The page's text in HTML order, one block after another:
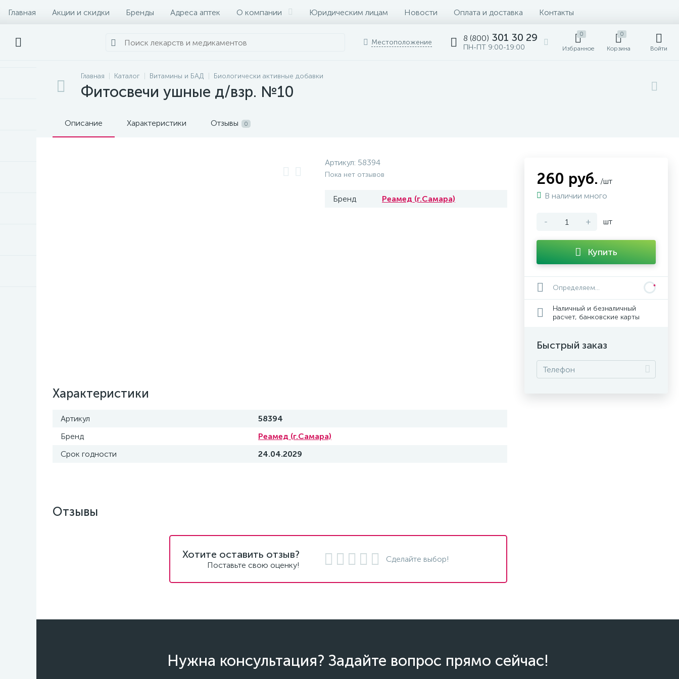
Главная Акции и скидки Бренды Адреса аптек О компании Юридическим лицам Новости Оплата и доставка Контакты
Местоположение 8 (800) 301 30 29
ПН-ПТ 9:00-19:00
0
Избранное
0
Корзина Войти
Главная Каталог Витамины и БАД Биологически активные добавки
Фитосвечи ушные д/взр. №10
Описание Характеристики Отзывы 0
Артикул: 58394
Пока нет отзывов
Бренд Реамед (г.Самара)
Характеристики
Артикул
58394
Бренд
Реамед (г.Самара)
Срок годности
24.04.2029
260 руб. /шт
В наличии много
- + шт
Купить
Определяем...
Наличный и безналичный
расчет, банковские карты
Быстрый заказ
Отзывы
Хотите оставить отзыв?
Поставьте свою оценку!
Сделайте выбор!
Нужна консультация? Задайте вопрос прямо сейчас!